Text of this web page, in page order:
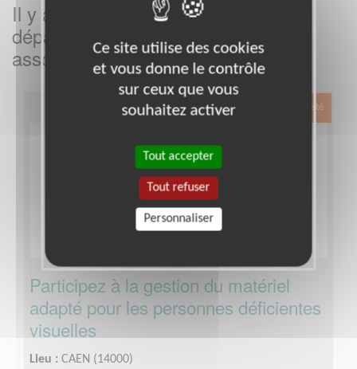
Il y a
missions bénévoles dans le
départementCalvados
dans cette
association
Exclusion & Pauvreté
Participez à la gestion du matériel
adapté pour les personnes déficientes
visuelles
Lieu : CAEN (14000)
Ce site utilise des cookies
et vous donne le contrôle
sur ceux que vous
souhaitez activer
Tout accepter
Tout refuser
Personnaliser